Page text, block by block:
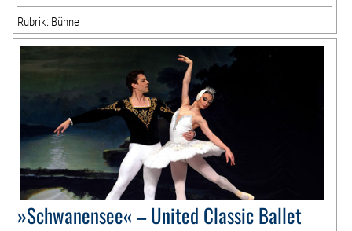
Rubrik: Bühne
»Schwanensee« – United Classic Ballet